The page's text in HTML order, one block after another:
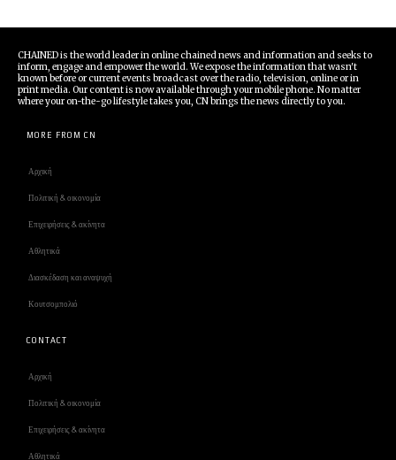
CHAINED is the world leader in online chained news and information and seeks to
inform, engage and empower the world. We expose the information that wasn't
known before or current events broadcast over the radio, television, online or in
print media. Our content is now available through your mobile phone. No matter
where your on-the-go lifestyle takes you, CN brings the news directly to you.
MORE FROM CN
Αρχική
Πολιτική & οικονομία
Επιχειρήσεις & ακίνητα
Αθλητικά
Διασκέδαση και αναψυχή
Κουτσομπολιό
CONTACT
Αρχική
Πολιτική & οικονομία
Επιχειρήσεις & ακίνητα
Αθλητικά